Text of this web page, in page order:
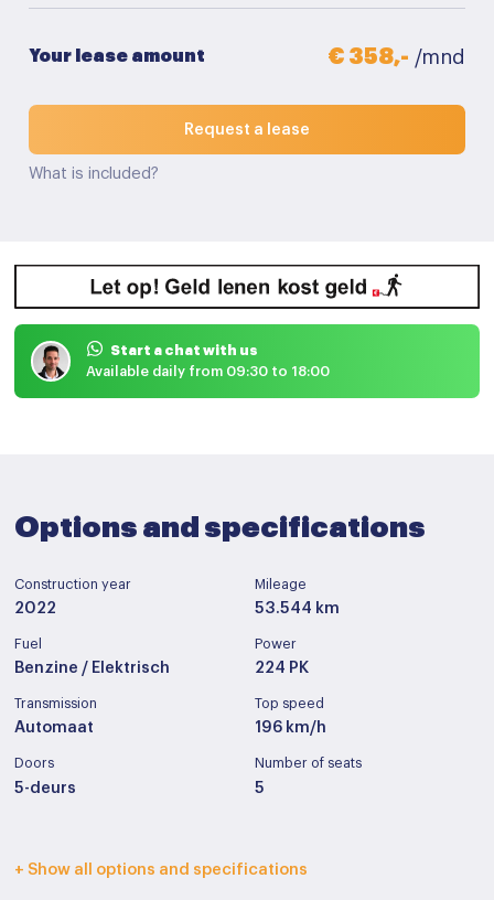
Your lease amount € 358,- /mnd
Request a lease
What is included?
Start a chat with us
Available daily from 09:30 to 18:00
Options and specifications
Construction year
2022
Mileage
53.544 km
Fuel
Benzine / Elektrisch
Power
224 PK
Transmission
Automaat
Top speed
196 km/h
Doors
5-deurs
Number of seats
5
Interior color Upholstery
+ Show all options and specifications